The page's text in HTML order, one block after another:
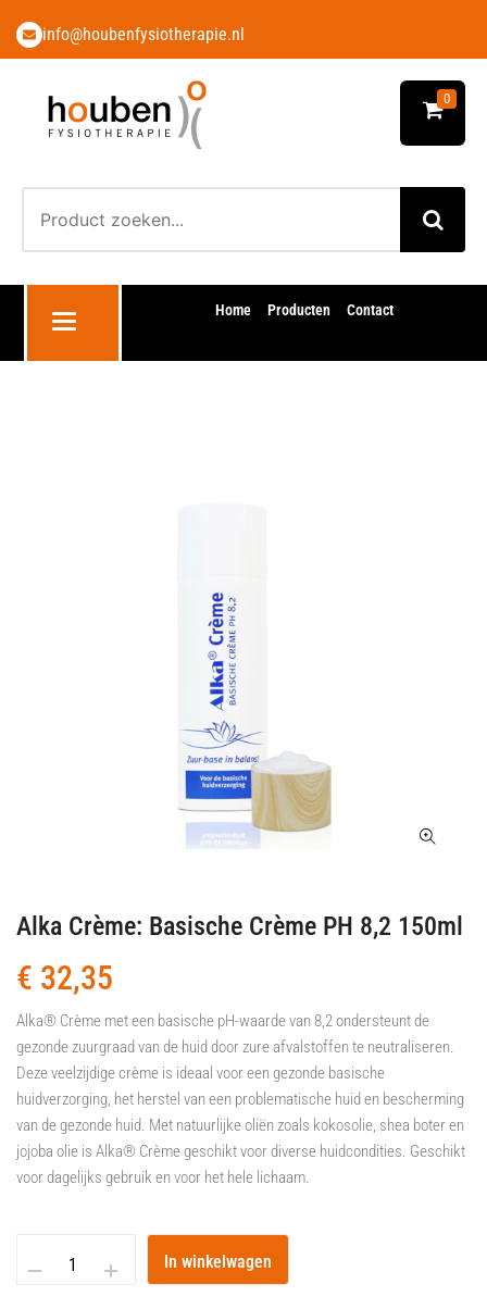
info@houbenfysiotherapie.nl
0
Toggle navigation
Home Producten Contact
Alka Crème: Basische Crème PH 8,2 150ml
€ 32,35
Alka® Crème met een basische pH-waarde van 8,2 ondersteunt de
gezonde zuurgraad van de huid door zure afvalstoffen te neutraliseren.
Deze veelzijdige crème is ideaal voor een gezonde basische
huidverzorging, het herstel van een problematische huid en bescherming
van de gezonde huid. Met natuurlijke oliën zoals kokosolie, shea boter en
jojoba olie is Alka® Crème geschikt voor diverse huidcondities. Geschikt
voor dagelijks gebruik en voor het hele lichaam.
In winkelwagen